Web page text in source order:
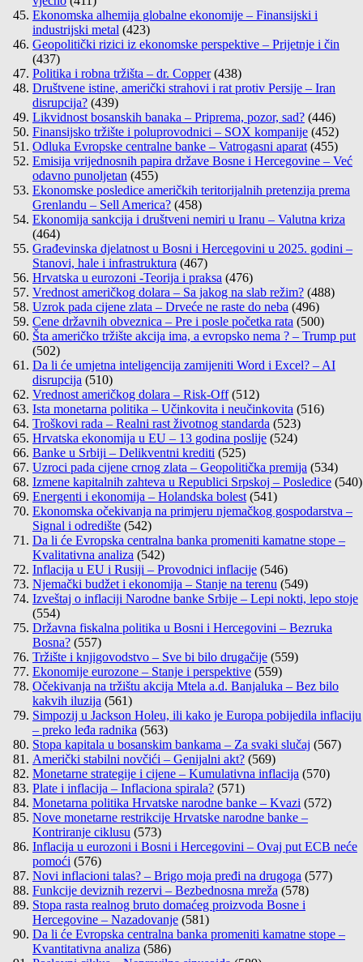
Ekonomska alhemija globalne ekonomije – Finansijski i
industrijski metal (423)
Geopolitički rizici iz ekonomske perspektive – Prijetnje i čin
(437)
Politika i robna tržišta – dr. Copper (438)
Društvene istine, američki strahovi i rat protiv Persije – Iran
disrupcija? (439)
Likvidnost bosanskih banaka – Priprema, pozor, sad? (446)
Finansijsko tržište i poluprovodnici – SOX kompanije (452)
Odluka Evropske centralne banke – Vatrogasni aparat (455)
Emisija vrijednosnih papira države Bosne i Hercegovine – Već
odavno punoljetan (455)
Ekonomske posledice američkih teritorijalnih pretenzija prema
Grenlandu – Sell America? (458)
Ekonomija sankcija i društveni nemiri u Iranu – Valutna kriza
(464)
Građevinska djelatnost u Bosni i Hercegovini u 2025. godini –
Stanovi, hale i infrastruktura (467)
Hrvatska u eurozoni -Teorija i praksa (476)
Vrednost američkog dolara – Sa jakog na slab režim? (488)
Uzrok pada cijene zlata – Drveće ne raste do neba (496)
Cene državnih obveznica – Pre i posle početka rata (500)
Šta američko tržište akcija ima, a evropsko nema ? – Trump put
(502)
Da li će umjetna inteligencija zamijeniti Word i Excel? – AI
disrupcija (510)
Vrednost američkog dolara – Risk-Off (512)
Ista monetarna politika – Učinkovita i neučinkovita (516)
Troškovi rada – Realni rast životnog standarda (523)
Hrvatska ekonomija u EU – 13 godina poslije (524)
Banke u Srbiji – Delikventni krediti (525)
Uzroci pada cijene crnog zlata – Geopolitička premija (534)
Izmene kapitalnih zahteva u Republici Srpskoj – Posledice (540)
Energenti i ekonomija – Holandska bolest (541)
Ekonomska očekivanja na primjeru njemačkog gospodarstva –
Signal i odredište (542)
Da li će Evropska centralna banka promeniti kamatne stope –
Kvalitativna analiza (542)
Inflacija u EU i Rusiji – Provodnici inflacije (546)
Njemački budžet i ekonomija – Stanje na terenu (549)
Izveštaj o inflaciji Narodne banke Srbije – Lepi nokti, lepo stoje
(554)
Državna fiskalna politika u Bosni i Hercegovini – Bezruka
Bosna? (557)
Tržište i knjigovodstvo – Sve bi bilo drugačije (559)
Ekonomije eurozone – Stanje i perspektive (559)
Očekivanja na tržištu akcija Mtela a.d. Banjaluka – Bez bilo
kakvih iluzija (561)
Simpozij u Jackson Holeu, ili kako je Europa pobijedila inflaciju
– preko leđa radnika (563)
Stopa kapitala u bosanskim bankama – Za svaki slučaj (567)
Američki stabilni novčići – Genijalni akt? (569)
Monetarne strategije i cijene – Kumulativna inflacija (570)
Plate i inflacija – Inflaciona spirala? (571)
Monetarna politika Hrvatske narodne banke – Kvazi (572)
Nove monetarne restrikcije Hrvatske narodne banke –
Kontriranje ciklusu (573)
Inflacija u eurozoni i Bosni i Hercegovini – Ovaj put ECB neće
pomoći (576)
Novi inflacioni talas? – Brigo moja pređi na drugoga (577)
Funkcije deviznih rezervi – Bezbednosna mreža (578)
Stopa rasta realnog bruto domaćeg proizvoda Bosne i
Hercegovine – Nazadovanje (581)
Da li će Evropska centralna banka promeniti kamatne stope –
Kvantitativna analiza (586)